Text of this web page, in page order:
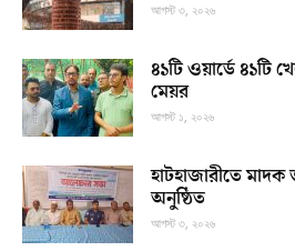
আগস্ট ৩, ২০২৬
৪১টি ওয়ার্ডে ৪১টি
মেয়র
আগস্ট ১, ২০২৬
হাটহাজারীতে মাদক
অনুষ্ঠিত
আগস্ট ৩, ২০২৬